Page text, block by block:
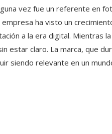
vez fue un referente en
ha visto un
a la era digital. Mientras
estar claro. La marca, que
siendo relevante en un